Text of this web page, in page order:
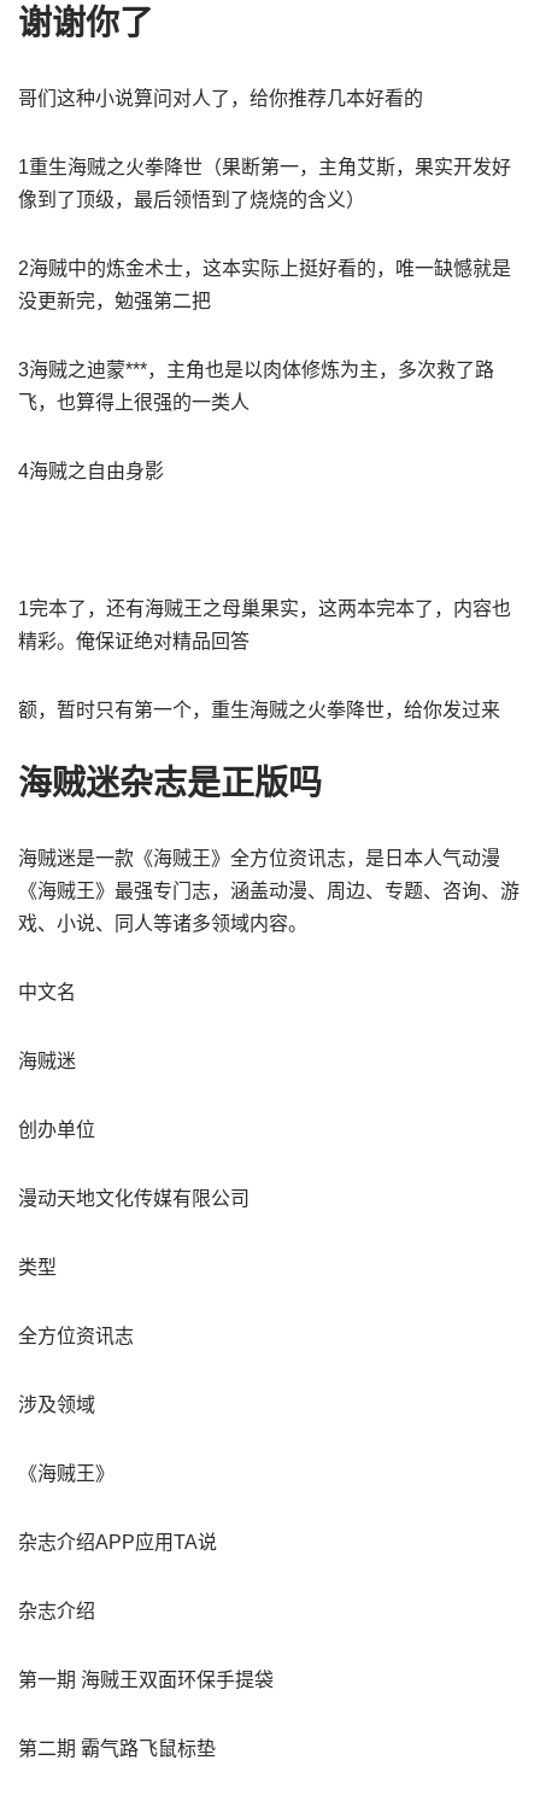
谢谢你了
哥们这种小说算问对人了，给你推荐几本好看的
1重生海贼之火拳降世（果断第一，主角艾斯，果实开发好
像到了顶级，最后领悟到了烧烧的含义）
2海贼中的炼金术士，这本实际上挺好看的，唯一缺憾就是
没更新完，勉强第二把
3海贼之迪蒙***，主角也是以肉体修炼为主，多次救了路
飞，也算得上很强的一类人
4海贼之自由身影
1完本了，还有海贼王之母巢果实，这两本完本了，内容也
精彩。俺保证绝对精品回答
额，暂时只有第一个，重生海贼之火拳降世，给你发过来
海贼迷杂志是正版吗
海贼迷是一款《海贼王》全方位资讯志，是日本人气动漫
《海贼王》最强专门志，涵盖动漫、周边、专题、咨询、游
戏、小说、同人等诸多领域内容。
中文名
海贼迷
创办单位
漫动天地文化传媒有限公司
类型
全方位资讯志
涉及领域
《海贼王》
杂志介绍APP应用TA说
杂志介绍
第一期 海贼王双面环保手提袋
第二期 霸气路飞鼠标垫